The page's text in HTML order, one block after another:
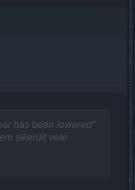
nehézségi szint amin
has been lowered"
sikerült vele